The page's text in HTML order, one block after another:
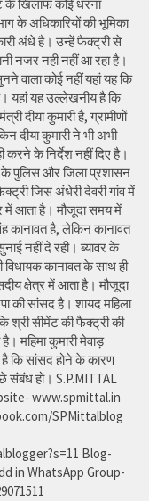
के खिलाफ कोई धरना
के अधिकारियों की भूमिका
अंधे है। उन्हें फैक्ट्री से
नजर नही नहीं आ रहा है।
वाला कोई नहीं यहां यह कि
यहां यह उल्लेखनीय है कि
दीया कुमारी है, ग्रामीणों
दीया कुमारी ने भी अभी
करने के निर्देश नहीं दिए है।
के पुलिस और जिला प्रशासन
जिस अंधेरी देवरी गांव में
में आता है। मौजूदा समय में
कानावत है, लेकिन कानावत
नहीं दे रही। ब्यावर के
विधायक कानावत के साथ ही
क्षेत्र में आता है। मौजूदा
की सांसद है। शायद महिला
श्री सीमेंट की फैक्ट्री की
महिमा कुमारी मेवाड़
कि सांसद होने के कारण
संबंध हो। S.P.MITTAL
www.spmittal.in
SPMittalblog
Blog-
in WhatsApp Group-